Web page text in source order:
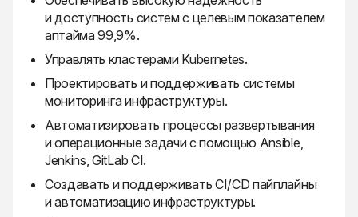
и доступность систем с целевым показателем
аптайма 99,9%.
Управлять кластерами Kubernetes.
Проектировать и поддерживать системы
мониторинга инфраструктуры.
Автоматизировать процессы развертывания
и операционные задачи с помощью Ansible,
Jenkins, GitLab CI.
Создавать и поддерживать CI/CD пайплайны
и автоматизацию инфраструктуры.